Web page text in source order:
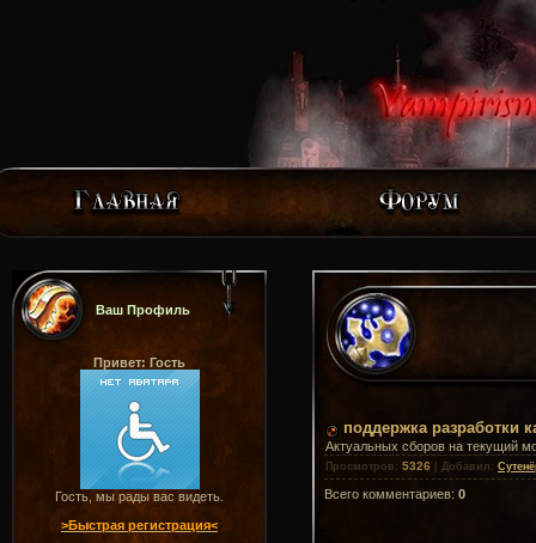
Ваш Профиль
Привет: Гость
Гость, мы рады вас видеть.
>Быстрая регистрация<
поддержка разработки
Актуальных сборов на текущий
Просмотров : 5326 Добавил :
Всего комментариев: 0